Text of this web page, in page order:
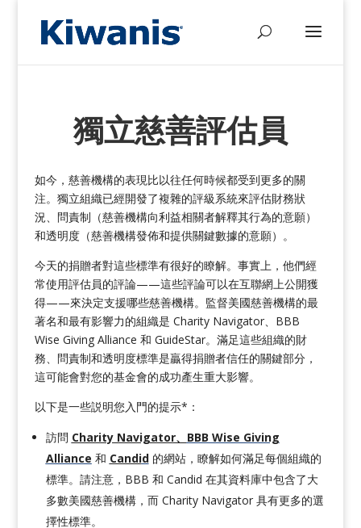
獨立慈善評估員
如今，慈善機構的表現比以往任何時候都受到更多的關
注。獨立組織已經開發了複雜的評級系統來評估財務狀
況、問責制（慈善機構向利益相關者解釋其行為的意願）
和透明度（慈善機構發佈和提供關鍵數據的意願）。
今天的捐贈者對這些標準有很好的瞭解。事實上，他們經
常使用評估員的評論——這些評論可以在互聯網上公開獲
得——來決定支援哪些慈善機構。監督美國慈善機構的最
著名和最有影響力的組織是 Charity Navigator、BBB
Wise Giving Alliance 和 GuideStar。滿足這些組織的財
務、問責制和透明度標準是贏得捐贈者信任的關鍵部分，
這可能會對您的基金會的成功產生重大影響。
以下是一些説明您入門的提示*：
訪問 Charity Navigator、 BBB Wise Giving
Alliance 和 Candid的網站，瞭解如何滿足每個組織的
標準。請注意，BBB 和 Candid 在其資料庫中包含了大
多數美國慈善機構，而 Charity Navigator 具有更多的選
擇性標準。